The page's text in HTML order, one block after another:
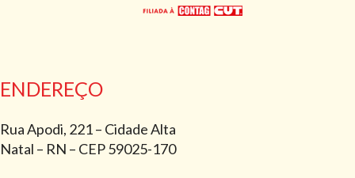
ENDEREÇO
Rua Apodi, 221 – Cidade Alta
Natal – RN – CEP 59025-170